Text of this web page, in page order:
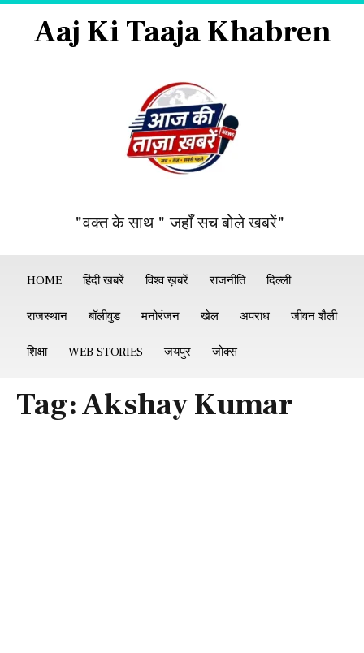
Aaj Ki Taaja Khabren
"वक्त के साथ " जहाँ सच बोले खबरें"
HOME हिंदी खबरें विश्व ख़बरें राजनीति दिल्ली
राजस्थान बॉलीवुड मनोरंजन खेल अपराध जीवन शैली
शिक्षा WEB STORIES जयपुर जोक्स
Tag:Akshay Kumar